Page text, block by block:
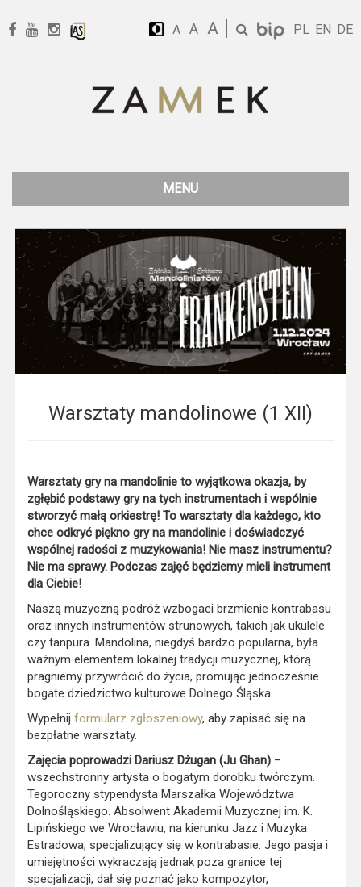
A A A PL EN DE
MENU
Warsztaty mandolinowe (1 XII)
Warsztaty gry na mandolinie to wyjątkowa okazja, by
zgłębić podstawy gry na tych instrumentach i wspólnie
stworzyć małą orkiestrę! To warsztaty dla każdego, kto
chce odkryć piękno gry na mandolinie i doświadczyć
wspólnej radości z muzykowania! Nie masz instrumentu?
Nie ma sprawy. Podczas zajęć będziemy mieli instrument
dla Ciebie!
Naszą muzyczną podróż wzbogaci brzmienie kontrabasu
oraz innych instrumentów strunowych, takich jak ukulele
czy tanpura. Mandolina, niegdyś bardzo popularna, była
ważnym elementem lokalnej tradycji muzycznej, którą
pragniemy przywrócić do życia, promując jednocześnie
bogate dziedzictwo kulturowe Dolnego Śląska.
Wypełnij formularz zgłoszeniowy, aby zapisać się na
bezpłatne warsztaty.
Zajęcia poprowadzi Dariusz Dżugan (Ju Ghan) –
wszechstronny artysta o bogatym dorobku twórczym.
Tegoroczny stypendysta Marszałka Województwa
Dolnośląskiego. Absolwent Akademii Muzycznej im. K.
Lipińskiego we Wrocławiu, na kierunku Jazz i Muzyka
Estradowa, specjalizujący się w kontrabasie. Jego pasja i
umiejętności wykraczają jednak poza granice tej
specjalizacji; dał się poznać jako kompozytor,